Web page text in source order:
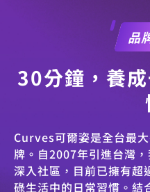
品
30分鐘，養
Curves可爾姿是全台最
牌。自2007年引進台灣
深入社區，目前已擁有超
碌生活中的日常習慣。結